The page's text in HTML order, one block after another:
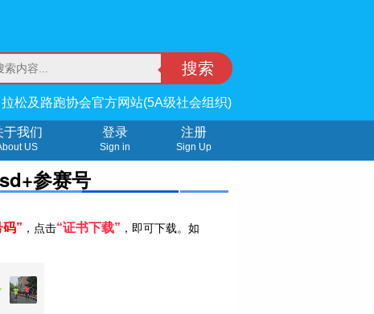
搜索
松及路跑协会官方网站(5A级社会组织)
于我们
US
登录
Sign in
注册
Sign Up
参赛号
” ，点击“证书下载” ，即可下载。如